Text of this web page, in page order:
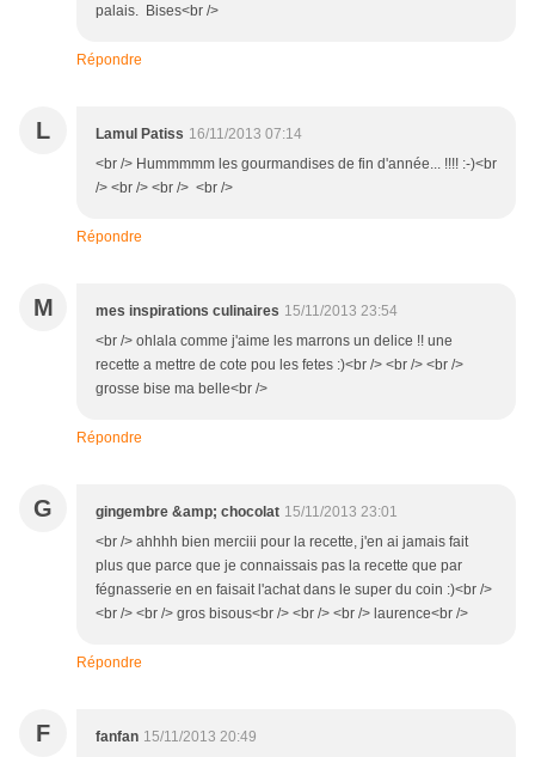
palais. Bises<br />
Répondre
L Lamul Patiss 16/11/2013 07:14
<br /> Hummmmm les gourmandises de fin d'année... !!!! :-)<br
/> <br /> <br /> <br />
Répondre
M mes inspirations culinaires 15/11/2013 23:54
<br /> ohlala comme j'aime les marrons un delice !! une
recette a mettre de cote pou les fetes :)<br /> <br /> <br />
grosse bise ma belle<br />
Répondre
G gingembre &amp; chocolat 15/11/2013 23:01
<br /> ahhhh bien merciii pour la recette, j'en ai jamais fait
plus que parce que je connaissais pas la recette que par
fégnasserie en en faisait l'achat dans le super du coin :)<br />
<br /> <br /> gros bisous<br /> <br /> <br /> laurence<br />
Répondre
F fanfan 15/11/2013 20:49